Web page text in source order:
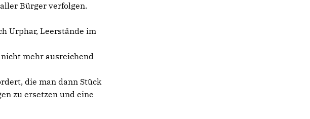
Bürger verfolgen.
Urphar, Leerstände im
mehr ausreichend
die man dann Stück
zu ersetzen und eine